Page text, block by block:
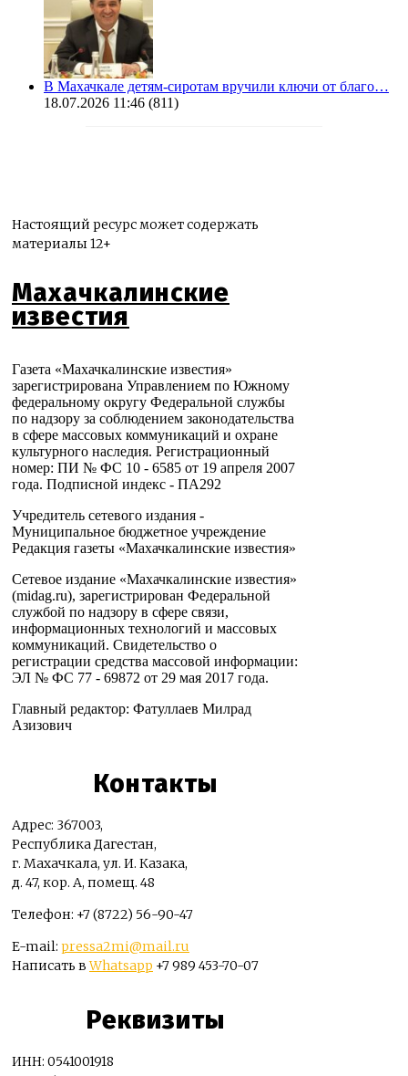
В Махачкале детям-сиротам вручили ключи от благо…
18.07.2026 11:46 (811)
Настоящий ресурс может содержать
материалы 12+
Махачкалинские
известия
Газета «Махачкалинские известия»
зарегистрирована Управлением по Южному
федеральному округу Федеральной службы
по надзору за соблюдением законодательства
в сфере массовых коммуникаций и охране
культурного наследия. Регистрационный
номер: ПИ № ФС 10 - 6585 от 19 апреля 2007
года. Подписной индекс - ПА292
Учредитель сетевого издания -
Муниципальное бюджетное учреждение
Редакция газеты «Махачкалинские известия»
Сетевое издание «Махачкалинские известия»
(midag.ru), зарегистрирован Федеральной
службой по надзору в сфере связи,
информационных технологий и массовых
коммуникаций. Свидетельство о
регистрации средства массовой информации:
ЭЛ № ФС 77 - 69872 от 29 мая 2017 года.
Главный редактор: Фатуллаев Милрад
Азизович
Контакты
Адрес: 367003,
Республика Дагестан,
г. Махачкала, ул. И. Казака,
д. 47, кор. А, помещ. 48
Телефон: +7 (8722) 56-90-47
E-mail: pressa2mi@mail.ru
Написать вWhatsapp +7 989 453-70-07
Реквизиты
ИНН: 0541001918